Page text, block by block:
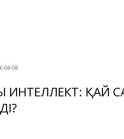
08-08
ИНТЕЛЛЕКТ: ҚАЙ